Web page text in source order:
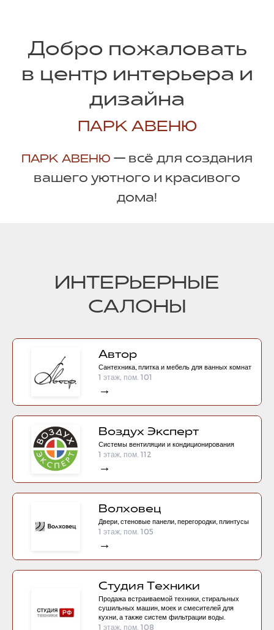
Добро пожаловать
в центр интерьера и
дизайна
ПАРК АВЕНЮ
ПАРК АВЕНЮ — всё для создания
вашего уютного и красивого
дома!
ИНТЕРЬЕРНЫЕ
САЛОНЫ
Автор
Сантехника, плитка и мебель для ванных комнат
1 этаж, пом. 101
→
Воздух Эксперт
Системы вентиляции и кондиционирования
1 этаж, пом. 112
→
Волховец
Двери, стеновые панели, перегородки, плинтусы
1 этаж, пом. 105
→
Студия Техники
Продажа встраиваемой техники, стиральных
сушильных машин, моек и смесителей для
кухни, а также систем фильтрации воды.
1 этаж, пом. 108